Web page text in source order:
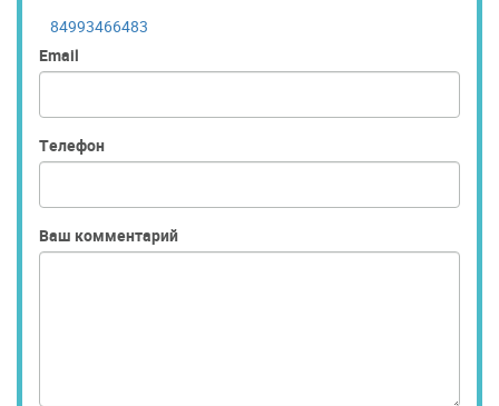
84993466483
Email
Телефон
Ваш комментарий